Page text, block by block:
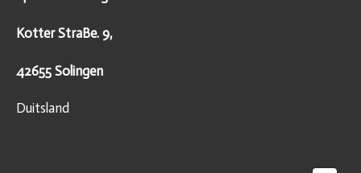
Kotter StraBe. 9,
42655 Solingen
Duitsland